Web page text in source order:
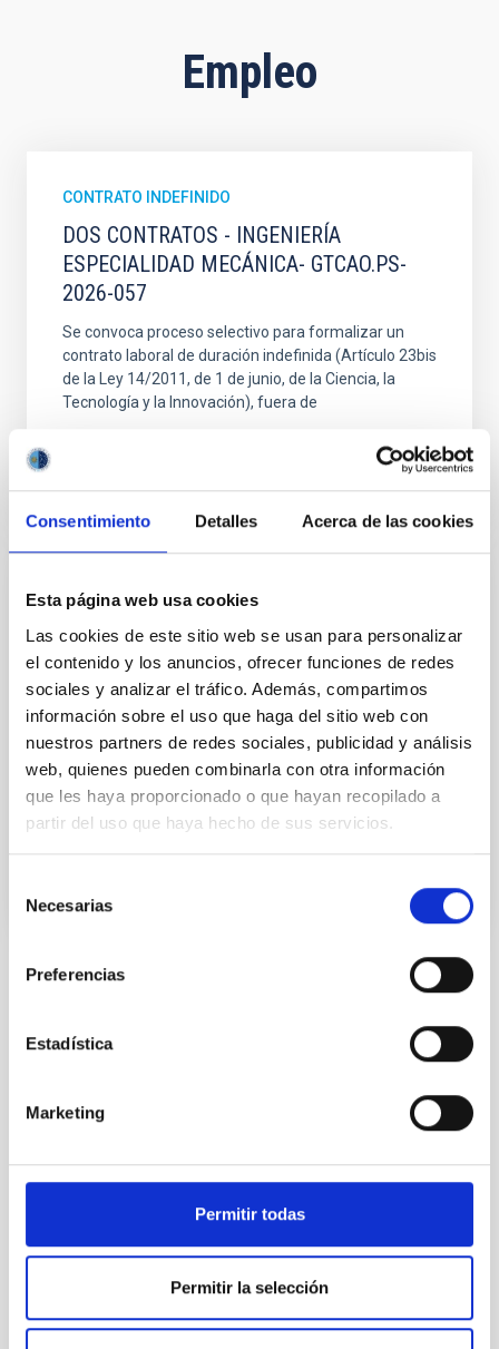
Consentimiento Detalles Acerca de las cookies
Esta página web usa cookies
Las cookies de este sitio web se usan para personalizar
el contenido y los anuncios, ofrecer funciones de redes
sociales y analizar el tráfico. Además, compartimos
información sobre el uso que haga del sitio web con
nuestros partners de redes sociales, publicidad y análisis
web, quienes pueden combinarla con otra información
que les haya proporcionado o que hayan recopilado a
partir del uso que haya hecho de sus servicios.
Necesarias
Preferencias
Estadística
Marketing
Permitir todas
Permitir la selección
Empleo
CONTRATO INDEFINIDO
DOS CONTRATOS - INGENIERÍA
ESPECIALIDAD MECÁNICA- GTCAO.PS-
2026-057
Se convoca proceso selectivo para formalizar un
contrato laboral de duración indefinida (Artículo 23bis
de la Ley 14/2011, de 1 de junio, de la Ciencia, la
Tecnología y la Innovación), fuera de
FIJO TURNO LIBRE
UN CONTRATO - TÉCNICO/A DE TALLER -
ESPECIALIDAD MECÁNICA- FIJO
LABORAL - PS-2026-032
Se convoca proceso selectivo para el ingreso, como
personal laboral fijo, de un puesto de trabajo con la
categoría profesional de Técnico/a de Taller, acogido
al Convenio y que tendrá, entre otras
estamos buscando gente
con talento.